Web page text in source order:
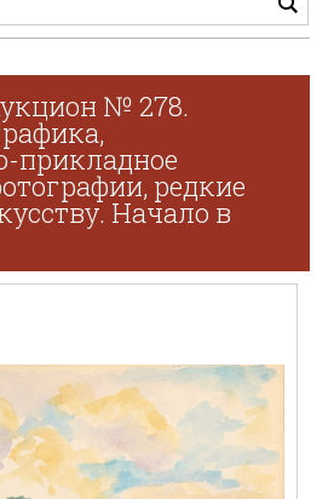
№ 278.
прикладное
редкие
Начало в